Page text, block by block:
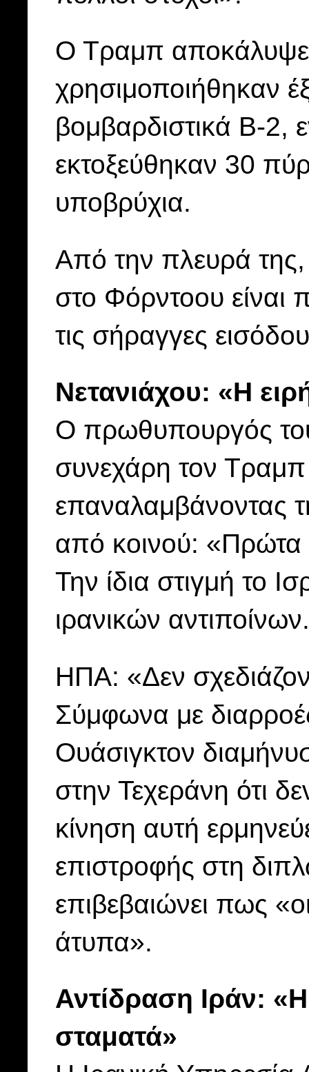
Ο Τραμπ αποκάλυψε
χρησιμοποιήθηκαν
βομβαρδιστικά B-2,
εκτοξεύθηκαν 30
υποβρύχια.
Από την πλευρά της,
στο Φόρντοου είναι
τις σήραγγες
Νετανιάχου: «Η
Ο πρωθυπουργός
συνεχάρη τον Τραμπ
επαναλαμβάνοντας
από κοινού: «Πρώτα
Την ίδια στιγμή το
ιρανικών αντιποίνων.
ΗΠΑ: «Δεν
Σύμφωνα με
Ουάσιγκτον
στην Τεχεράνη ότι
κίνηση αυτή
επιστροφής στη
επιβεβαιώνει πως
άτυπα».
Αντίδραση Ιράν:
σταματά»